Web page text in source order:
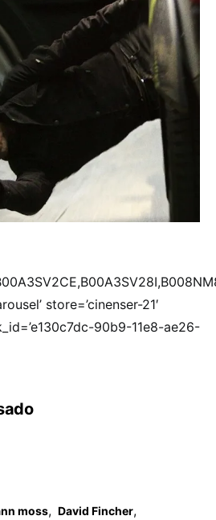
store=’cinenser-21′
90b9-11e8-ae26-
moss, David Fincher,